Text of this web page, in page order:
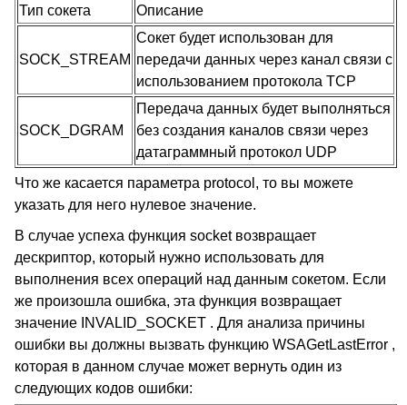
Тип сокета
Описание
SOCK_STREAM
Сокет будет использован для
передачи данных через канал связи с
использованием протокола TCP
SOCK_DGRAM
Передача данных будет выполняться
без создания каналов связи через
датаграммный протокол UDP
Что же касается параметра protocol, то вы можете
указать для него нулевое значение.
В случае успеха функция socket возвращает
дескриптор, который нужно использовать для
выполнения всех операций над данным сокетом. Если
же произошла ошибка, эта функция возвращает
значение INVALID_SOCKET . Для анализа причины
ошибки вы должны вызвать функцию WSAGetLastError ,
которая в данном случае может вернуть один из
следующих кодов ошибки: